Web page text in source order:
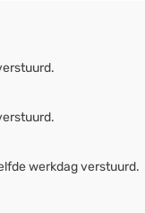
werkdag verstuurd.